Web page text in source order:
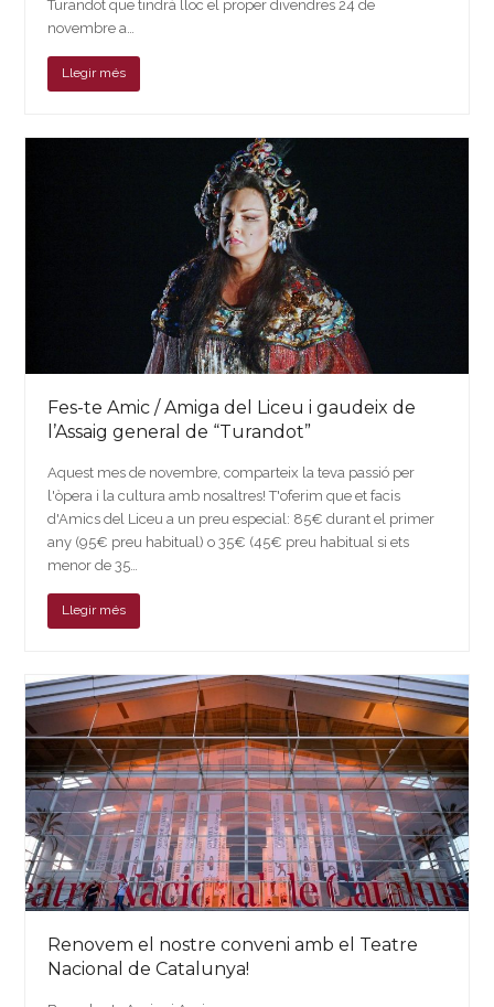
Turandot que tindrà lloc el proper divendres 24 de
novembre a…
Llegir més
Fes-te Amic / Amiga del Liceu i gaudeix de
l’Assaig general de “Turandot”
Aquest mes de novembre, comparteix la teva passió per
l'òpera i la cultura amb nosaltres! T'oferim que et facis
d'Amics del Liceu a un preu especial: 85€ durant el primer
any (95€ preu habitual) o 35€ (45€ preu habitual si ets
menor de 35…
Llegir més
Renovem el nostre conveni amb el Teatre
Nacional de Catalunya!